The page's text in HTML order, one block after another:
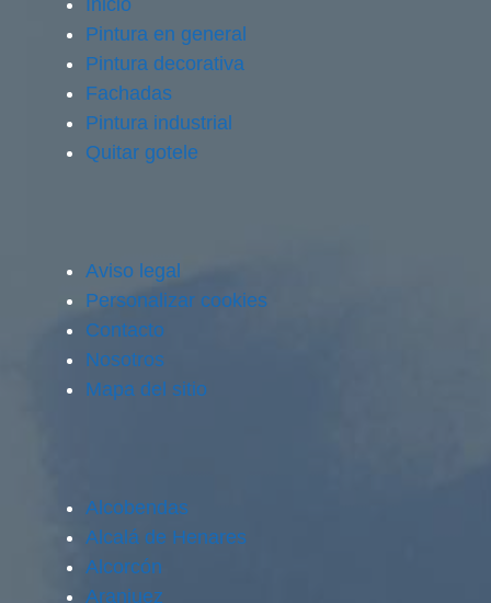
Inicio
Pintura en general
Pintura decorativa
Fachadas
Pintura industrial
Quitar gotele
Aviso legal
Personalizar cookies
Contacto
Nosotros
Mapa del sitio
Alcobendas
Alcalá de Henares
Alcorcón
Aranjuez